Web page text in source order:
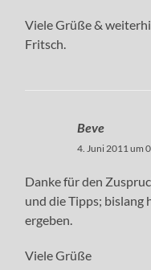
Viele Grüße &
Fritsch.
Beve
4. Juni 2011 um
Danke für den
und die Tipps; bislang
ergeben.
Viele Grüße